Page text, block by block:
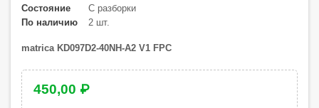
Состояние
С разборки
По наличию
2 шт.
matrica KD097D2-40NH-A2 V1 FPC
450,00 ₽